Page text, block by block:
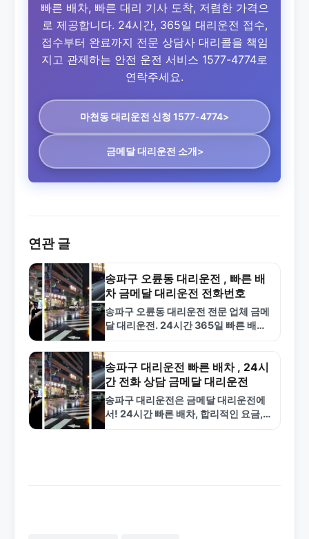
빠른 배차, 빠른 대리 기사 도착, 저렴한 가격으
로 제공합니다. 24시간, 365일 대리운전 접수,
접수부터 완료까지 전문 상담사 대리콜을 책임
지고 관제하는 안전 운전 서비스 1577-4774로
연락주세요.
마천동 대리운전 신청 1577-4774>
금메달 대리운전 소개>
연관 글
송파구 오륜동 대리운전 , 빠른 배
차 금메달 대리운전 전화번호
송파구 오륜동 대리운전 전문 업체 금메
달 대리운전. 24시간 365일 빠른 배차,
송파구 대리운전 빠른 배차 , 24시
간 전화 상담 금메달 대리운전
송파구 대리운전은 금메달 대리운전에
서! 24시간 빠른 배차, 합리적인 요금,